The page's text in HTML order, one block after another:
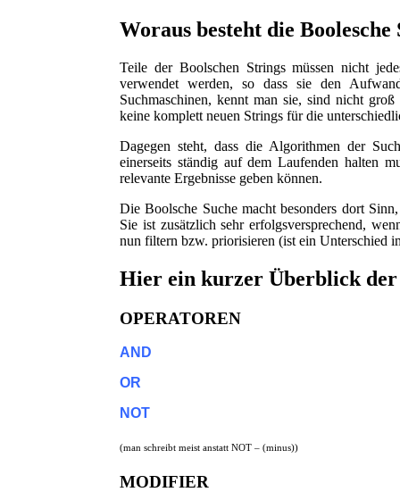
Woraus besteht die Boolesche
Teile der Boolschen Strings müssen nicht
verwendet werden, so dass sie den
Suchmaschinen, kennt man sie, sind nicht
keine komplett neuen Strings für die
Dagegen steht, dass die Algorithmen der
einerseits ständig auf dem Laufenden halten
relevante Ergebnisse geben können.
Die Boolsche Suche macht besonders dort
Sie ist zusätzlich sehr erfolgsversprechend,
nun filtern bzw. priorisieren (ist ein Unterschied
Hier ein kurzer Überblick der
OPERATOREN
AND
OR
NOT
(man schreibt meist anstatt NOT – (minus))
MODIFIER